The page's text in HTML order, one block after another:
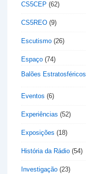
CS5CEP (62)
CS5REO (9)
Escutismo (26)
Espaço (74)
Balões Estratosféricos
Eventos (6)
Experiências (52)
Exposições (18)
História da Rádio (54)
Investigação (23)